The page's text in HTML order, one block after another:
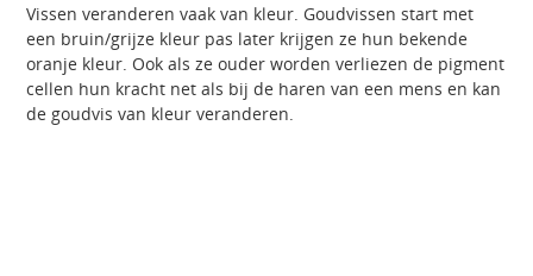
Vissen veranderen vaak van kleur. Goudvissen start met
een bruin/grijze kleur pas later krijgen ze hun bekende
oranje kleur. Ook als ze ouder worden verliezen de pigment
cellen hun kracht net als bij de haren van een mens en kan
de goudvis van kleur veranderen.